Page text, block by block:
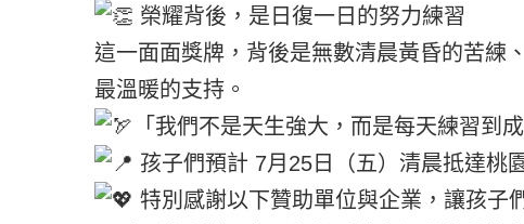
榮耀背後，是日復一日的努力練習
這一面面獎牌，背後是無數清晨黃昏的苦練
最溫暖的支持。
「我們不是天生強大，而是每天練習到
孩子們預計 7月25日（五）清晨抵達桃
特別感謝以下贊助單位與企業，讓孩子